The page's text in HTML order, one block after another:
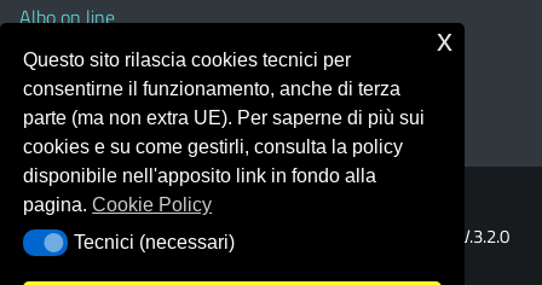
Albo on line
Amministrazione Trasparente
Obiettivi di Accessibilità
Whistleblowing
Portale realizzato con la piattaforma
Template Italia configurato sul tema accessibile
V.3.2.0
(Mizar)
Questo sito rilascia cookies tecnici per
consentirne il funzionamento, anche di terza
parte (ma non extra UE). Per saperne di più sui
cookies e su come gestirli, consulta la policy
disponibile nell'apposito link in fondo alla
pagina.Cookie Policy
Tecnici (necessari)
Tecnici (necessari)
x